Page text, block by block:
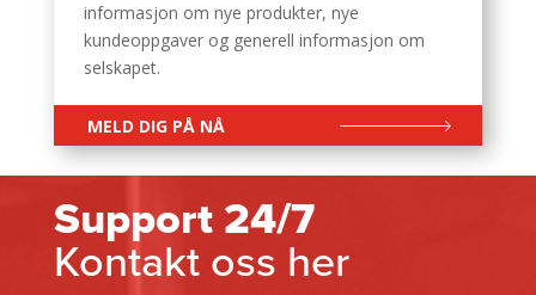
informasjon om nye produkter, nye
kundeoppgaver og generell informasjon om
selskapet.
MELD DIG PÅ NÅ
Support 24/7
Kontakt oss her